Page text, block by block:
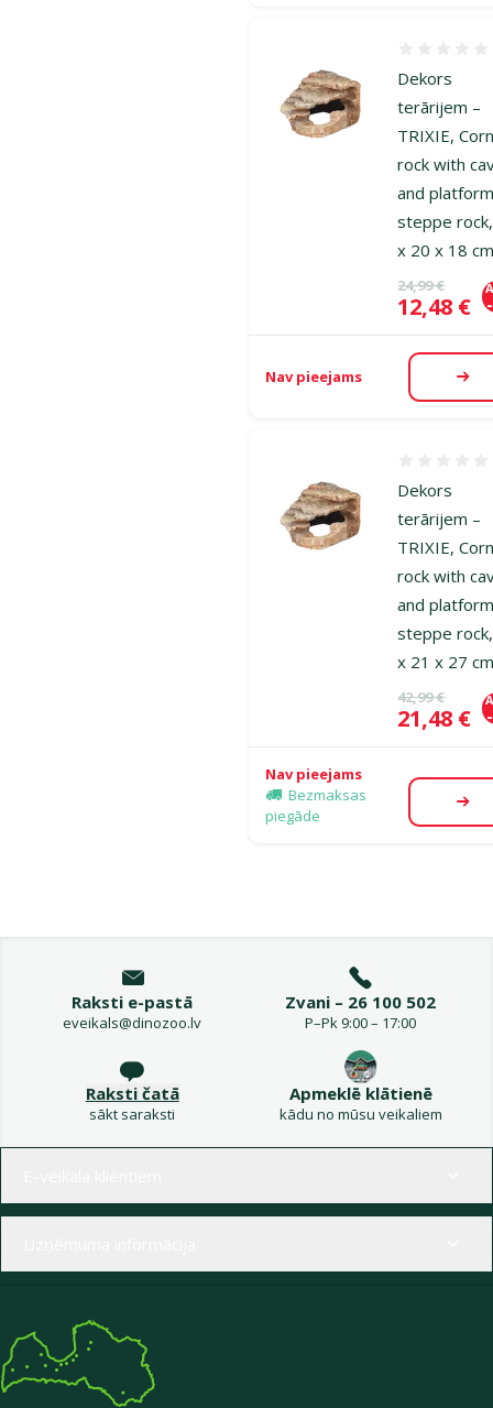
Dekors
terārijem –
TRIXIE,
rock with
and
steppe
x 20 x 18
Oriģinālā
24,99 €
Cena
12,48 €
Nav pieejams
Dekors
terārijem –
TRIXIE,
rock with
and
steppe
x 21 x 27
Oriģinālā
42,99 €
Cena
21,48 €
Nav pieejams
Bezmaksas
piegāde
Raksti e-pastā
eveikals@dinozoo.lv
Zvani – 26 100 502
P–Pk 9:00 – 17:00
Raksti čatā
sākt saraksti
Apmeklē klātienē
kādu no mūsu veikaliem